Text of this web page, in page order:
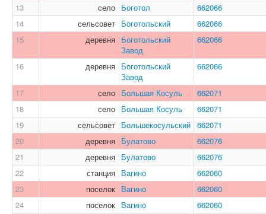
13
село Боготол
662066
14
сельсовет Боготольский
662066
15
деревня Боготольский
Завод
662066
16 деревня Боготольский
Завод
662066
17 село Большая Косуль
662071
18
село Большая Косуль
662071
19
сельсовет Большекосульский 662071
20
деревня Булатово
662076
21
деревня Булатово
662076
22
станция Вагино
662060
23
поселок Вагино
662060
24
поселок Вагино
662060